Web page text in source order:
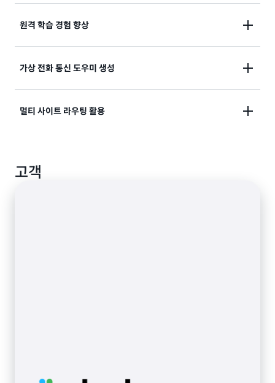
의료 및 진료 애플리케이션에 실시간 의사소통 기능을
록 합니다.
원격 학습 경험 향상
고품질 오디오, 비디오, 화면 공유를 e-러닝 애플리케이
교육을 진행하도록 합니다.
가상 전화 통신 도우미 생성
설정하기 쉬운 가상 도우미를 사용해 고객이 약속 일정
멀티 사이트 라우팅 활용
황에 따라 전화 통화를 여러 사무실 및 콜 센터 위치에 라
우팅합니다.
고객